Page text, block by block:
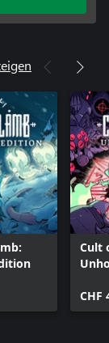
Cult
CHF